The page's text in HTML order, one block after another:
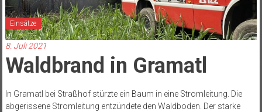
Einsätze
8. Juli 2021
Waldbrand in Gramatl
In Gramatl bei Straßhof stürzte ein Baum in eine Stromleitung. Die
abgerissene Stromleitung entzündete den Waldboden. Der starke